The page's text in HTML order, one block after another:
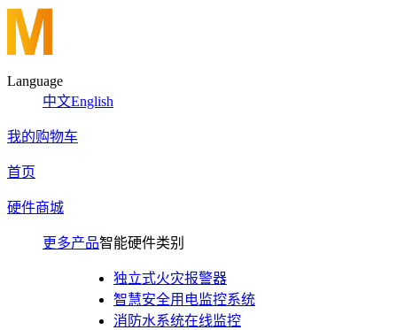
Language
中文English
我的购物车
首页
硬件商城
更多产品智能硬件类别
独立式火灾报警器
智慧安全用电监控系统
消防水系统在线监控